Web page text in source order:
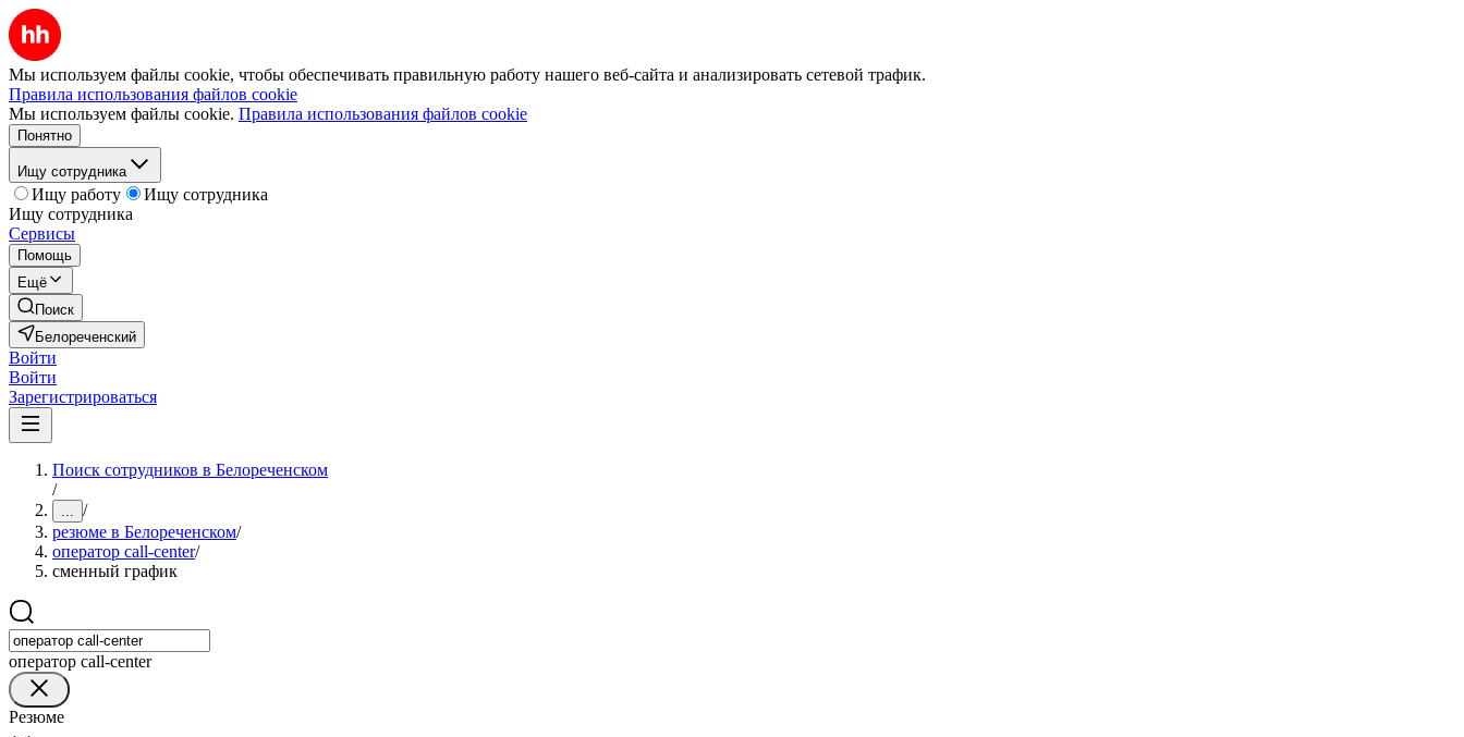
Мы используем файлы cookie, чтобы обеспечивать правильную работу нашего веб-сайта и анализировать сетевой трафик.
Правила использования файлов cookie
Мы используем файлы cookie. Правила использования файлов cookie
Понятно
Ищу сотрудника
Ищу работу
Ищу сотрудника
Ищу сотрудника
Сервисы
Помощь
Ещё
Поиск
Белореченский
Войти
Войти
Зарегистрироваться
Поиск сотрудников в Белореченском
/
... /
резюме в Белореченском/
оператор call-center/
сменный график
оператор call-center
Резюме